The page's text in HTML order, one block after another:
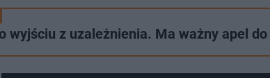
wyjściu z uzależnienia. Ma ważny apel